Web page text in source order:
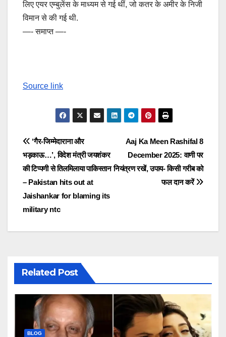
लिए एयर एम्बुलेंस के माध्यम से गई थीं, जो कतर के अमीर के निजी
विमान से की गई थी.
—- समाप्त —-
Source link
Post
navigation
Aaj Ka Meen Rashifal 8
December 2025: वाणी पर
नियंत्रण रखें, उपाय- किसी गरीब को
फल दान करें
‘गैर-जिम्मेदाराना और
भड़काऊ…’, विदेश मंत्री जयशंकर
की टिप्पणी से तिलमिलाया पाकिस्तान
– Pakistan hits out at
Jaishankar for blaming its
military ntc
Related Post
BLOG